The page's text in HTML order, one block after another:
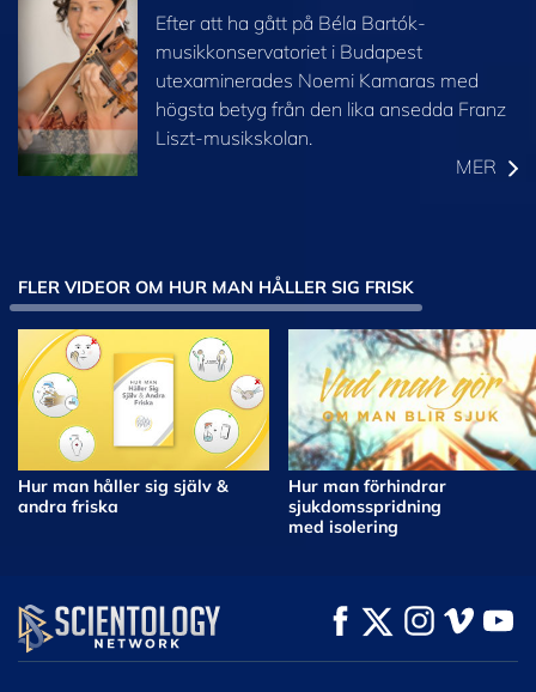
Efter att ha gått på Béla Bartók-
musikkonservatoriet i Budapest
utexaminerades Noemi Kamaras med
högsta betyg från den lika ansedda Franz
Liszt-musikskolan.
MER
FLER VIDEOR OM HUR MAN HÅLLER SIG FRISK
Hur man håller sig själv &
andra friska
Hur man förhindrar
sjukdomsspridning
med isolering